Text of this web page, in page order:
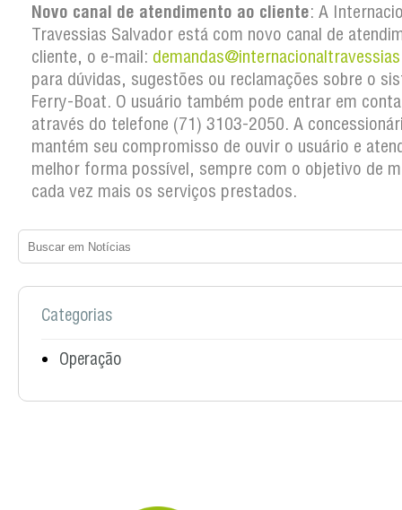
Novo canal de atendimento ao cliente: A
Travessias Salvador está com novo canal de
cliente, o e-mail:
para dúvidas, sugestões ou reclamações sobre o
Ferry-Boat. O usuário também pode entrar em
através do telefone (71) 3103-2050. A
mantém seu compromisso de ouvir o usuário e
melhor forma possível, sempre com o objetivo de
cada vez mais os serviços prestados.
Categorias
Operação